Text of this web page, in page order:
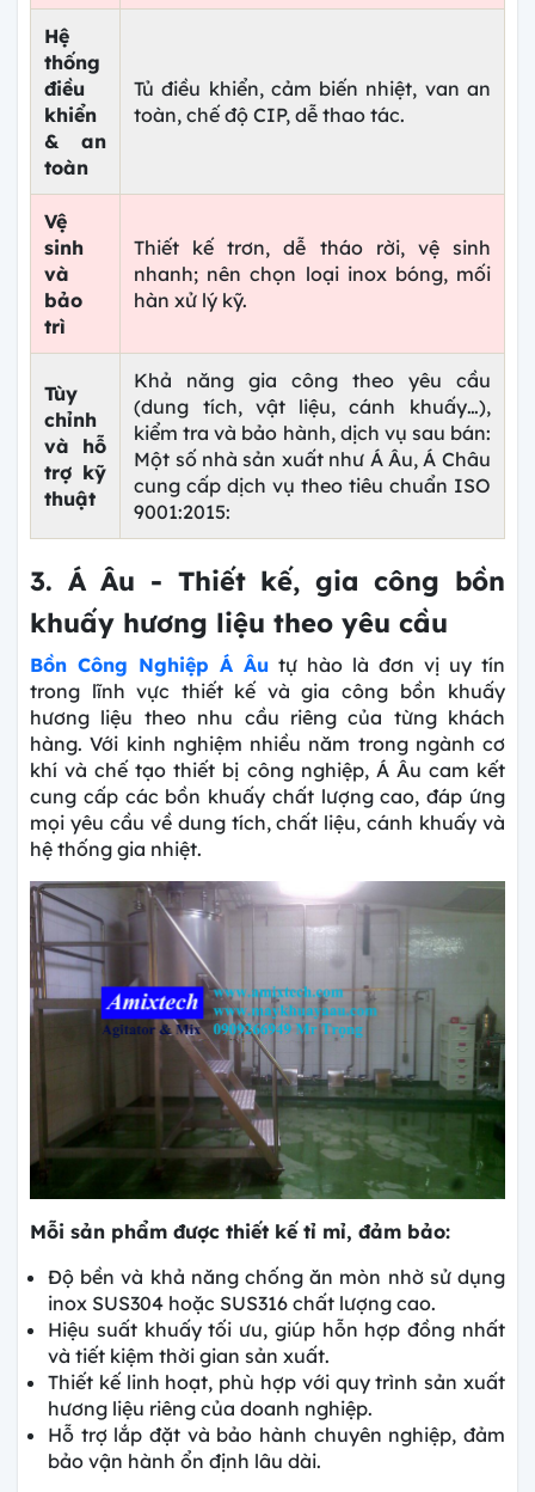
Hệ
thống
điều
khiển
& an
toàn
Tủ điều khiển, cảm biến nhiệt, van an
toàn, chế độ CIP, dễ thao tác.
Vệ
sinh
và
bảo
trì
Thiết kế trơn, dễ tháo rời, vệ sinh
nhanh; nên chọn loại inox bóng, mối
hàn xử lý kỹ.
Tùy
chỉnh
và hỗ
trợ kỹ
thuật
Khả năng gia công theo yêu cầu
(dung tích, vật liệu, cánh khuấy…),
kiểm tra và bảo hành, dịch vụ sau bán:
Một số nhà sản xuất như Á Âu, Á Châu
cung cấp dịch vụ theo tiêu chuẩn ISO
9001:2015:
3. Á Âu - Thiết kế, gia công bồn
khuấy hương liệu theo yêu cầu
Bồn Công Nghiệp Á Âu tự hào là đơn vị uy tín
trong lĩnh vực thiết kế và gia công bồn khuấy
hương liệu theo nhu cầu riêng của từng khách
hàng. Với kinh nghiệm nhiều năm trong ngành cơ
khí và chế tạo thiết bị công nghiệp, Á Âu cam kết
cung cấp các bồn khuấy chất lượng cao, đáp ứng
mọi yêu cầu về dung tích, chất liệu, cánh khuấy và
hệ thống gia nhiệt.
Mỗi sản phẩm được thiết kế tỉ mỉ, đảm bảo:
Độ bền và khả năng chống ăn mòn nhờ sử dụng
inox SUS304 hoặc SUS316 chất lượng cao.
Hiệu suất khuấy tối ưu, giúp hỗn hợp đồng nhất
và tiết kiệm thời gian sản xuất.
Thiết kế linh hoạt, phù hợp với quy trình sản xuất
hương liệu riêng của doanh nghiệp.
Hỗ trợ lắp đặt và bảo hành chuyên nghiệp, đảm
bảo vận hành ổn định lâu dài.